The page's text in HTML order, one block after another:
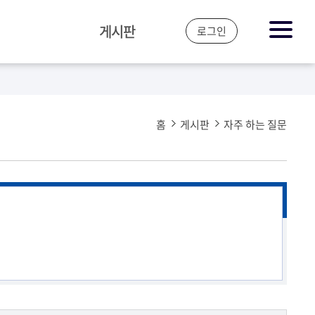
게시판 로그인
홈 게시판 자주 하는 질문